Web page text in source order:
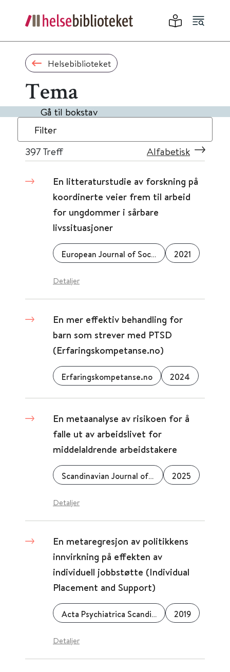
Helsebiblioteket
Tema
Gå til bokstav
Filter
397Treff Alfabetisk
En litteraturstudie av forskning på
koordinerte veier frem til arbeid
for ungdommer i sårbare
livssituasjoner
European Journal of Social Work 2021
Detaljer
En mer effektiv behandling for
barn som strever med PTSD
(Erfaringskompetanse.no)
Erfaringskompetanse.no 2024
En metaanalyse av risikoen for å
falle ut av arbeidslivet for
middelaldrende arbeidstakere
Scandinavian Journal of Work, Environment & Health 2025
Detaljer
En metaregresjon av politikkens
innvirkning på effekten av
individuell jobbstøtte (Individual
Placement and Support)
Acta Psychiatrica Scandinavica 2019
Detaljer